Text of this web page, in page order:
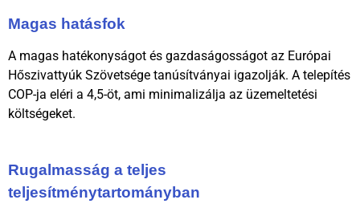
Magas hatásfok
A magas hatékonyságot és gazdaságosságot az Európai
Hőszivattyúk Szövetsége tanúsítványai igazolják. A telepítés
COP-ja eléri a 4,5-öt, ami minimalizálja az üzemeltetési
költségeket.
Rugalmasság a teljes
teljesítménytartományban